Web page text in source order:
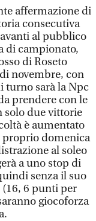
affermazione di
consecutiva
al pubblico
di campionato,
di Roseto
novembre, con
turno sarà la Npc
prendere con le
solo due vittorie
è aumentato
proprio domenica
al soleo
a uno stop di
senza il suo
6 punti per
giocoforza